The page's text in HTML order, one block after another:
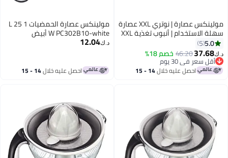
مولينكس عصارة | نوتري XXL عصارة
سهلة الاستخدام | أنبوب تغذية XXL
| إدخال الفاكهة بالكامل | حماية ضد
حاوية عصير 0.8 لتر
5.0
5
د.ك‏37.68
46.20خصم 18%
أقل سعر في 30 يوم
أقل سعر في 30 يوماحصل عليه خلال 14 - 15
مولينكس عصارة الحمضيات 1 L 25
W PC302B10-white أبيض
د.ك‏12.04
احصل عليه خلال 14 - 15